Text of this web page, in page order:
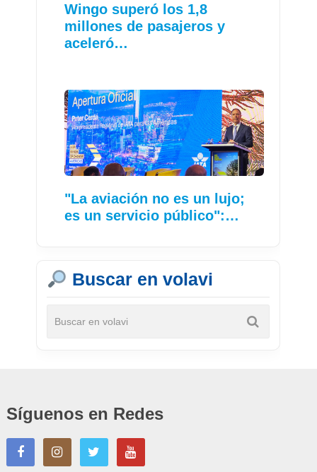
Wingo superó los 1,8
millones de pasajeros y
aceleró…
"La aviación no es un lujo;
es un servicio público":…
Buscar en volavi
Síguenos en Redes